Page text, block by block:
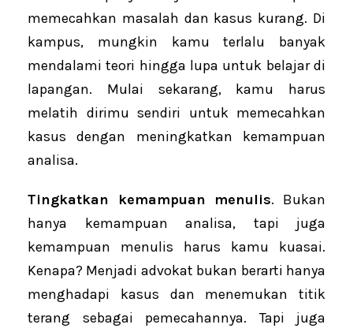
memecahkan masalah dan kasus kurang. Di
kampus, mungkin kamu terlalu banyak
mendalami teori hingga lupa untuk belajar di
lapangan. Mulai sekarang, kamu harus
melatih dirimu sendiri untuk memecahkan
kasus dengan meningkatkan kemampuan
analisa.
Tingkatkan kemampuan menulis. Bukan
hanya kemampuan analisa, tapi juga
kemampuan menulis harus kamu kuasai.
Kenapa? Menjadi advokat bukan berarti hanya
menghadapi kasus dan menemukan titik
terang sebagai pemecahannya. Tapi juga